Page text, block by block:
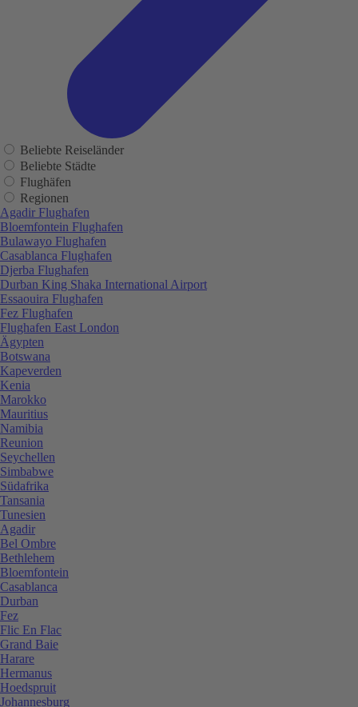
Beliebte Reiseländer
Beliebte Städte
Flughäfen
Regionen
Agadir Flughafen
Bloemfontein Flughafen
Bulawayo Flughafen
Casablanca Flughafen
Djerba Flughafen
Durban King Shaka International Airport
Essaouira Flughafen
Fez Flughafen
Flughafen East London
Ägypten
Botswana
Kapeverden
Kenia
Marokko
Mauritius
Namibia
Reunion
Seychellen
Simbabwe
Südafrika
Tansania
Tunesien
Agadir
Bel Ombre
Bethlehem
Bloemfontein
Casablanca
Durban
Fez
Flic En Flac
Grand Baie
Harare
Hermanus
Hoedspruit
Johannesburg